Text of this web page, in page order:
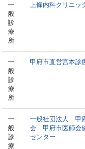
一
般
診
療
所
上條内科クリニッ
一
般
診
療
所
甲府市直営宮本診
一
般
診
療
一般社団法人 甲
会 甲府市医師会
センター